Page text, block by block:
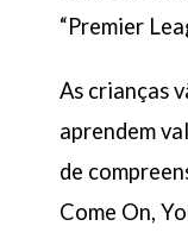
“Premier
As crianças
aprendem
de
Come On,